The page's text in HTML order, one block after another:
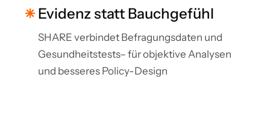
Evidenz statt Bauchgefühl
SHARE verbindet Befragungsdaten und
Gesundheitstests– für objektive Analysen
und besseres Policy-Design